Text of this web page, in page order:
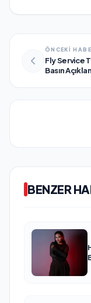
ÖNCEKİ
Fly Service
Basın
BENZER